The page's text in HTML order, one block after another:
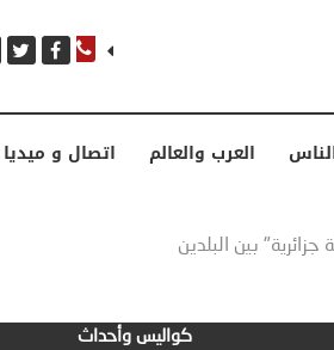
مصدر سعودي لـCNN: التطبيع مع إسرائيل مرهون بمسار لا رجعة فيه نحو إقامة دولة فلسطينية
العرب والعالم اتصال و ميديا
بين البلدين
كواليس وأحداث